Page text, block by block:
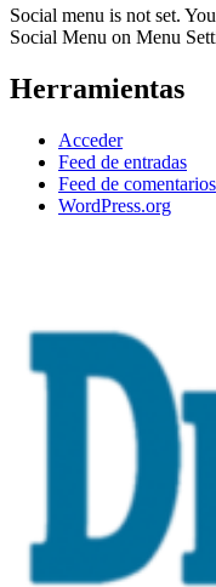
Social menu is not set.
Social Menu on Menu
Herramientas
Acceder
Feed de entradas
Feed de comentarios
WordPress.org